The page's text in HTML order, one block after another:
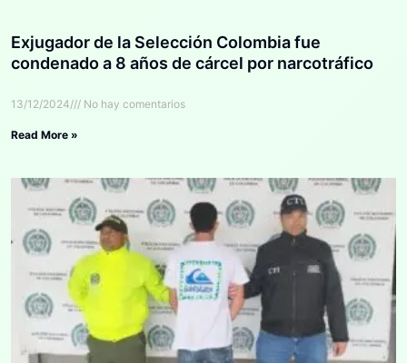
Exjugador de la Selección Colombia fue
condenado a 8 años de cárcel por narcotráfico
13/12/2024 No hay comentarios
Read More »